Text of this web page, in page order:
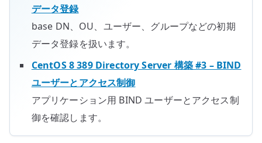
データ登録
base DN、OU、ユーザー、グループなどの初期
データ登録を扱います。
CentOS 8 389 Directory Server 構築 #3 – BIND
ユーザーとアクセス制御
アプリケーション用 BIND ユーザーとアクセス制
御を確認します。